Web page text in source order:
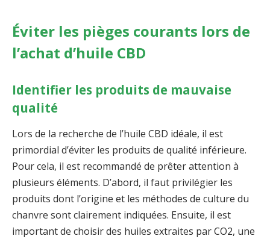
Éviter les pièges courants lors de
l’achat d’huile CBD
Identifier les produits de mauvaise
qualité
Lors de la recherche de l’huile CBD idéale, il est
primordial d’éviter les produits de qualité inférieure.
Pour cela, il est recommandé de prêter attention à
plusieurs éléments. D’abord, il faut privilégier les
produits dont l’origine et les méthodes de culture du
chanvre sont clairement indiquées. Ensuite, il est
important de choisir des huiles extraites par CO2, une